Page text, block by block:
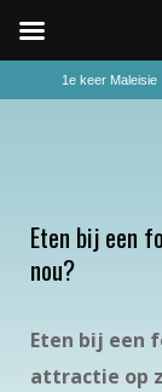
1e keer Maleisie
Eten bij een
nou?
Eten bij een
attractie op